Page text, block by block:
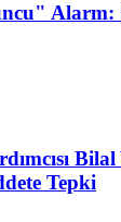
Alarm:
Bilal
Tepki